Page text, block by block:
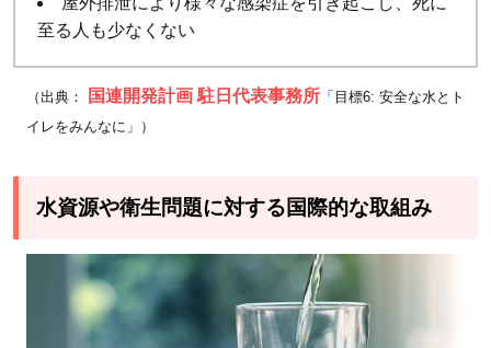
（IHP）
3 国
連機関
や
NPO・
て行わ
る支援
SDGs
至る人も少なくない
（出典： 国連開発計画 駐日代表事務所 「目標6: 安全な水とト
イレをみんなに」）
水資源や衛生問題に対する国際的な取組み